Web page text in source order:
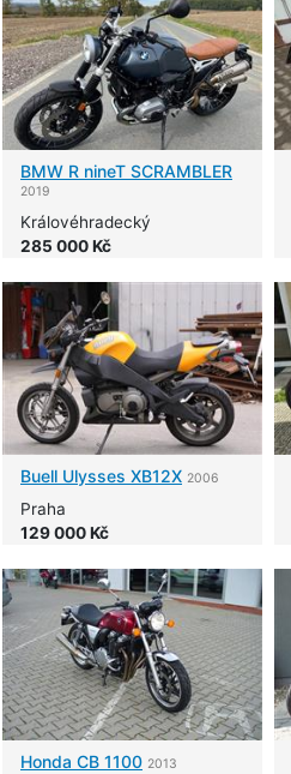
BMW R nineT SCRAMBLER
2019
Královéhradecký
285 000 Kč
Buell Ulysses XB12X 2006
Praha
129 000 Kč
Honda CB 1100 2013